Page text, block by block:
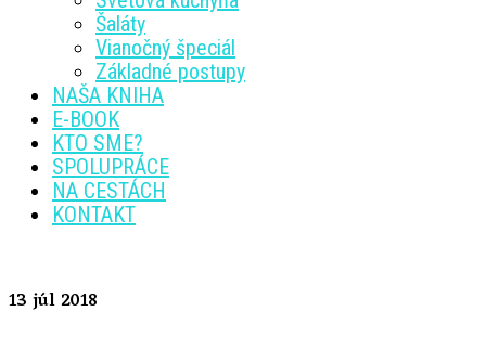
Šaláty
Vianočný špeciál
Základné postupy
NAŠA KNIHA
E-BOOK
KTO SME?
SPOLUPRÁCE
NA CESTÁCH
KONTAKT
13 júl 2018